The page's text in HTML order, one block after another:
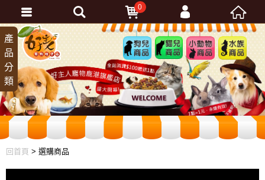
狗兒
商品
貓兒
商品
小動
物商
品
水族
商品
回首頁 > 選購商品
產
品
分
類
0
會員登入
忘記密碼
加入會員
訂單查詢